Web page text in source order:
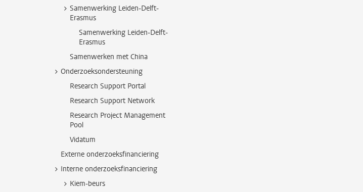
Samenwerking Leiden-Delft-
Erasmus
Samenwerking Leiden-Delft-
Erasmus
Samenwerken met China
Onderzoeksondersteuning
Research Support Portal
Research Support Network
Research Project Management
Pool
Vidatum
Externe onderzoeksfinanciering
Interne onderzoeksfinanciering
Kiem-beurs